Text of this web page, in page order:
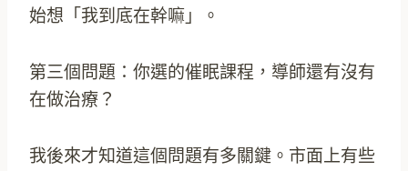
始想「我到底在幹嘛」。
第三個問題：你選的催眠課程，導師還有沒有
在做治療？
我後來才知道這個問題有多關鍵。市面上有些